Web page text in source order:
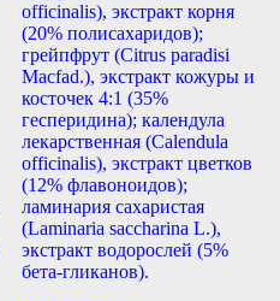
officinalis), экстракт корня
(20% полисахаридов);
грейпфрут (Citrus paradisi
Macfad.), экстракт кожуры и
косточек 4:1 (35%
гесперидина); календула
лекарственная (Calendula
officinalis), экстракт цветков
(12% флавоноидов);
ламинария сахаристая
(Laminaria saccharina L.),
экстракт водорослей (5%
бета-гликанов).